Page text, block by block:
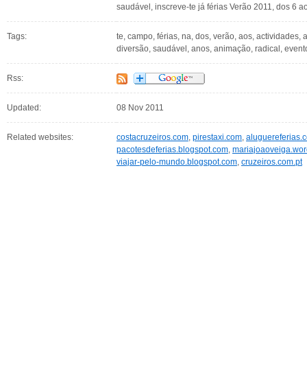
saudável, inscreve-te já férias Verão 2011, dos 6
Tags:
te, campo, férias, na, dos, verão, aos, actividades,
diversão, saudável, anos, animação, radical,
Rss:
Updated: 08 Nov 2011
Related websites: costacruzeiros.com, pirestaxi.com,
pacotesdeferias.blogspot.com,
viajar-pelo-mundo.blogspot.com, cruzeiros.com.pt